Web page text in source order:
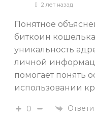
2 лет назад
Понятное
биткоин
уникальность
личной
помогает понять
использовании
0